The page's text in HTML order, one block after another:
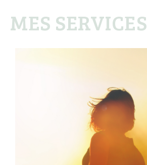
MES SERVICES